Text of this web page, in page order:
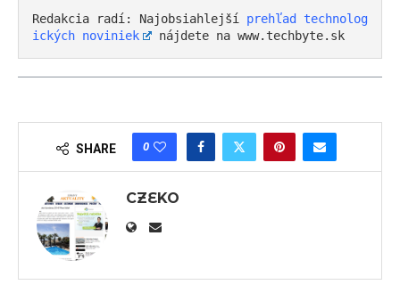
Redakcia radí: Najobsiahlejší prehľad technolog
ických noviniek
nájdete na www.techbyte.sk
SHARE 0
CZEKO